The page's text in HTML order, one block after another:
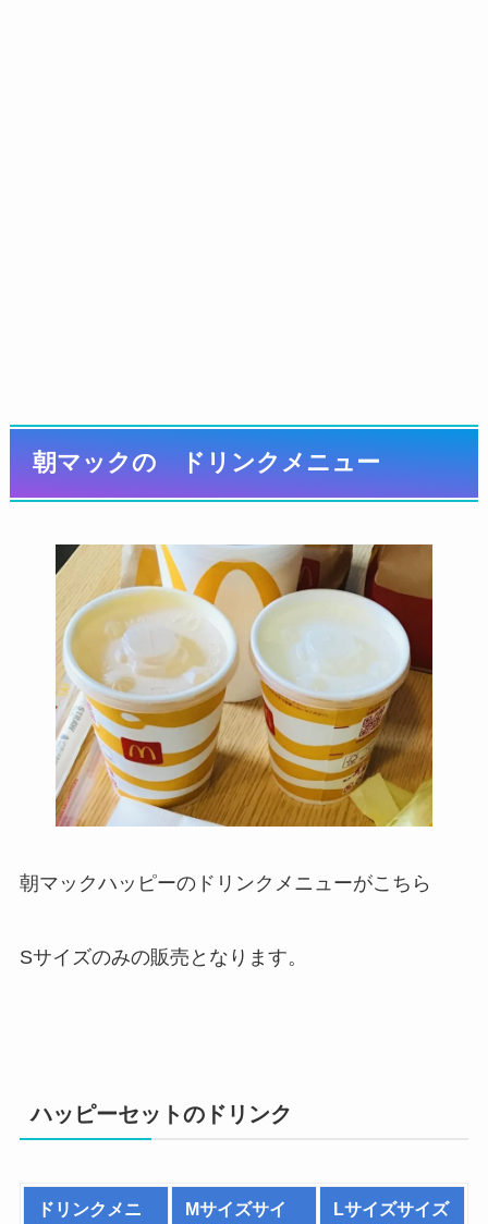
朝マックの ドリンクメニュー
朝マックハッピーのドリンクメニューがこちら
Sサイズのみの販売となります。
ハッピーセットのドリンク
ドリンクメニ
Mサイズサイ
Lサイズサイズ